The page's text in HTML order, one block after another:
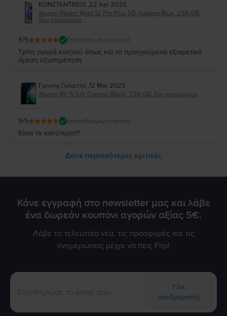
ΚΩΝΣΤΑΝΤΙΝΟΣ ,22 Apr 2025
Xiaomi Redmi Note 12 Pro Plus 5G, Iceberg Blue, 256 GB,
Σαν καινούργιο
5/5 Επαληθευμένη κριτική
Τρίτη αγορά κινητού όπως και τα προηγούμενα εξαιρετικά
άμεση εξυπηρέτηση
Γιαννης Γκλιατης ,12 Mar 2025
Xiaomi Mi 11i 5G, Cosmic Black, 256 GB, Σαν καινούργιο
5/5 Επαληθευμένη κριτική
Είναι το καλύτερο!!!!
Δείτε περισσότερες κριτικές
Κάνε εγγραφή στο newsletter μας και λάβε
ένα δωρεάν κουπόνι αγορών αξίας 5€.
Λάβε τα τελευταία νέα, τις προσφορές και τις
ενημερώσεις μέχρι να πεις Flip!
Γίνε
συνδρομητής